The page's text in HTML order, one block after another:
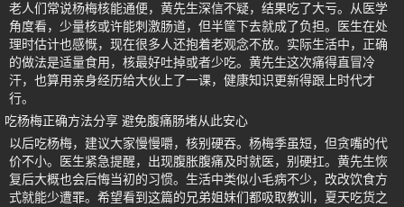
老人们常说杨梅核能通便，黄先生深信不疑，结果吃了大亏。从医学
角度看，少量核或许能刺激肠道，但半筐下去就成了负担。医生在处
理时估计也感慨，现在很多人还抱着老观念不放。实际生活中，正确
的做法是适量食用，核最好吐掉或者少吃。黄先生这次痛得直冒冷
汗，也算用亲身经历给大伙上了一课，健康知识更新得跟上时代才
行。
吃杨梅正确方法分享 避免腹痛肠堵从此安心
以后吃杨梅，建议大家慢慢嚼，核别硬吞。杨梅季虽短，但贪嘴的代
价不小。医生紧急提醒，出现腹胀腹痛及时就医，别硬扛。黄先生恢
复后大概也会后悔当初的习惯。生活中类似小毛病不少，改改饮食方
式就能少遭罪。希望看到这篇的兄弟姐妹们都吸取教训，夏天吃货之